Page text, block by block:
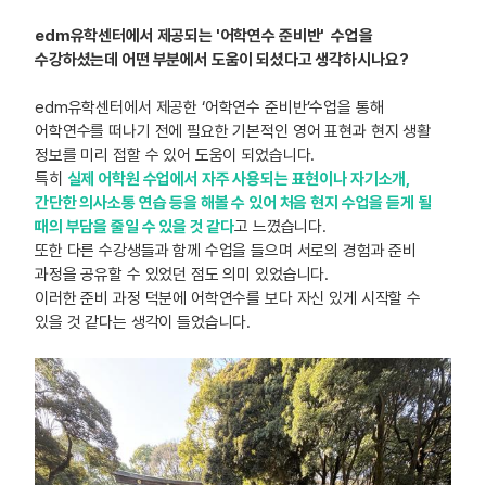
edm유학센터에서 제공되는 '어학연수 준비반' 수업을
수강하셨는데 어떤 부분에서 도움이 되셨다고 생각하시나요?
edm유학센터에서 제공한 ‘어학연수 준비반’수업을 통해
어학연수를 떠나기 전에 필요한 기본적인 영어 표현과 현지 생활
정보를 미리 접할 수 있어 도움이 되었습니다.
특히 실제 어학원 수업에서 자주 사용되는 표현이나 자기소개,
간단한 의사소통 연습 등을 해볼 수 있어 처음 현지 수업을 듣게 될
때의 부담을 줄일 수 있을 것 같다고 느꼈습니다.
또한 다른 수강생들과 함께 수업을 들으며 서로의 경험과 준비
과정을 공유할 수 있었던 점도 의미 있었습니다.
이러한 준비 과정 덕분에 어학연수를 보다 자신 있게 시작할 수
있을 것 같다는 생각이 들었습니다.